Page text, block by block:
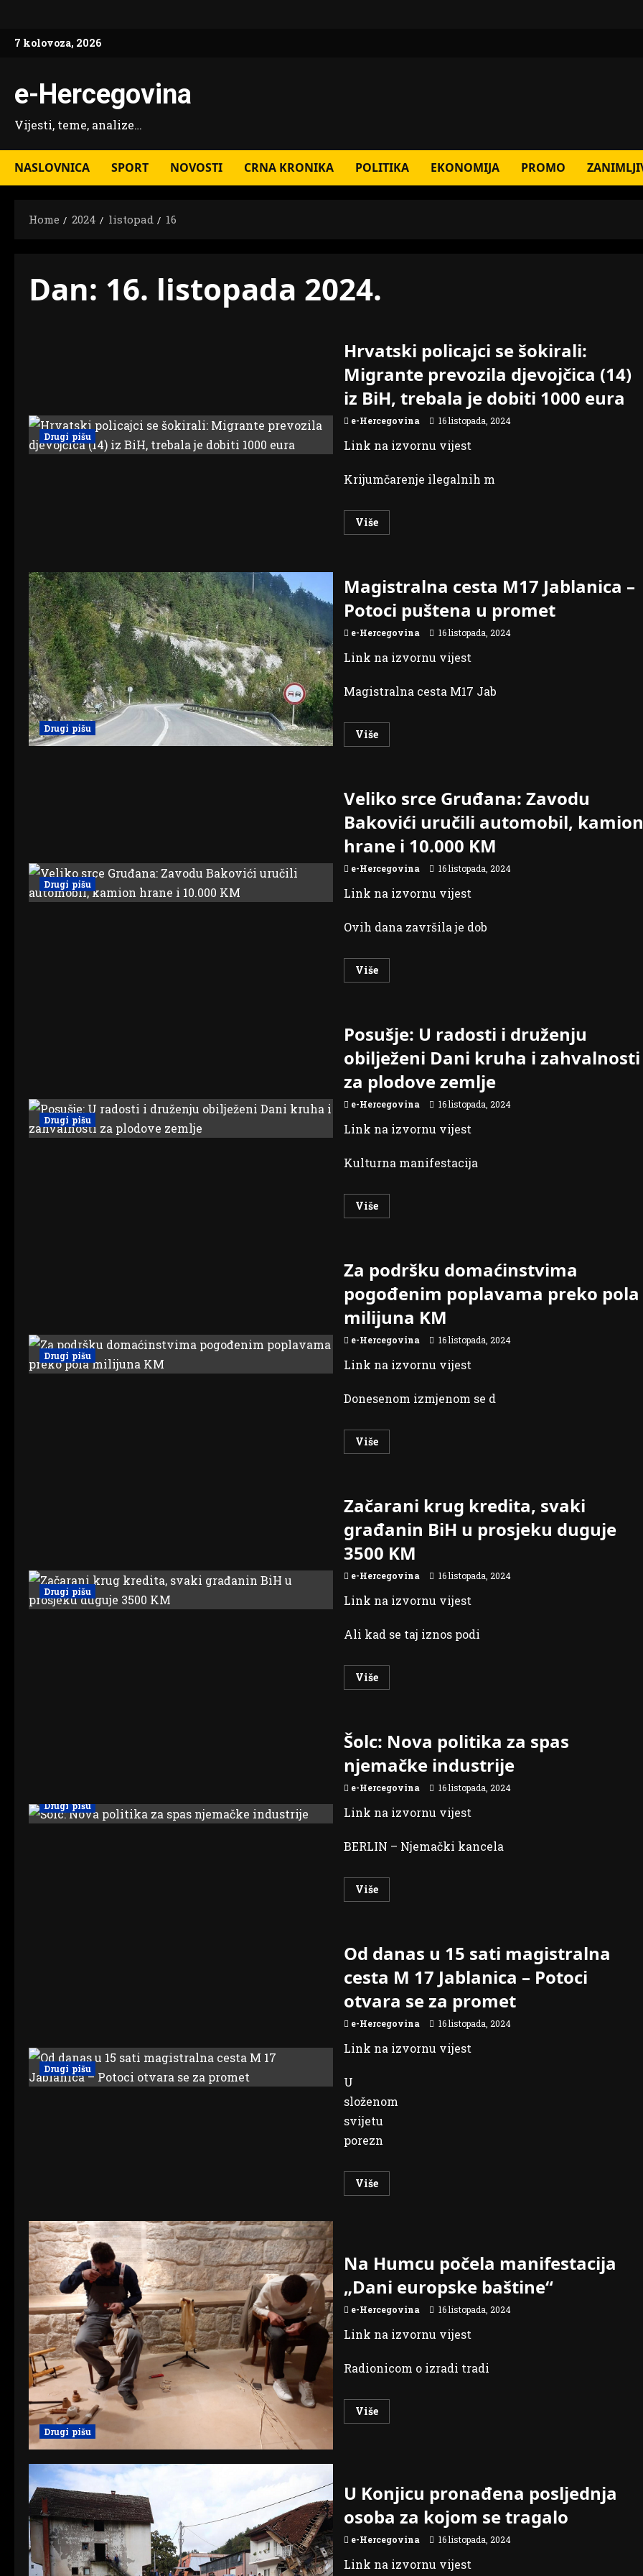
content
7 kolovoza, 2026
e-Hercegovina
Vijesti, teme, analize…
NASLOVNICA SPORT NOVOSTI CRNA KRONIKA POLITIKA EKONOMIJA PROMO
Home 2024 listopad 16
Dan: 16. listopada 2024.
Drugi pišu
Hrvatski policajci se šokirali:
Migrante prevozila djevojčica (14)
iz BiH, trebala je dobiti 1000 eura
e-Hercegovina 16 listopada, 2024
Link na izvornu vijest
Krijumčarenje ilegalnih m
VišeRead
more
šokirali:
Migrante
prevozila
djevojčica
iz
BiH,
trebala
je
eura
Drugi pišu
Magistralna cesta M17 Jablanica –
Potoci puštena u promet
e-Hercegovina 16 listopada, 2024
Link na izvornu vijest
Magistralna cesta M17 Jab
VišeRead
more
Jablanica
–
Potoci
puštena
promet
Drugi pišu
Veliko srce Gruđana: Zavodu
Bakovići uručili automobil, kamion
hrane i 10.000 KM
e-Hercegovina 16 listopada, 2024
Link na izvornu vijest
Ovih dana završila je dob
VišeRead
more
Zavodu
Bakovići
uručili
automobil,
kamion
hrane
i
10.000
KM
Drugi pišu
Posušje: U radosti i druženju
obilježeni Dani kruha i zahvalnosti
za plodove zemlje
e-Hercegovina 16 listopada, 2024
Link na izvornu vijest
Kulturna manifestacija
VišeRead
more
i
druženju
obilježeni
Dani
i
zahvalnosti
za
plodove
Drugi pišu
Za podršku domaćinstvima
pogođenim poplavama preko pola
milijuna KM
e-Hercegovina 16 listopada, 2024
Link na izvornu vijest
Donesenom izmjenom se d
VišeRead
more
pogođenim
poplavama
preko
pola
KM
Drugi pišu
Začarani krug kredita, svaki
građanin BiH u prosjeku duguje
3500 KM
e-Hercegovina 16 listopada, 2024
Link na izvornu vijest
Ali kad se taj iznos podi
VišeRead
more
svaki
građanin
u
duguje
3500
KM
Drugi pišu
Šolc: Nova politika za spas
njemačke industrije
e-Hercegovina 16 listopada, 2024
Link na izvornu vijest
BERLIN – Njemački kancela
VišeRead
more
za
spas
njemačke
industrije
Drugi pišu
Od danas u 15 sati magistralna
cesta M 17 Jablanica – Potoci
otvara se za promet
e-Hercegovina 16 listopada, 2024
Link na izvornu vijest
U
složenom
svijetu
porezn
VišeRead
more
magistralna
cesta
M
17
Jablanica
–
otvara
promet
Drugi pišu
Na Humcu počela manifestacija
„Dani europske baštine“
e-Hercegovina 16 listopada, 2024
Link na izvornu vijest
Radionicom o izradi tradi
VišeRead
more
europske
baštine“
U Konjicu pronađena posljednja
osoba za kojom se tragalo
e-Hercegovina 16 listopada, 2024
Link na izvornu vijest